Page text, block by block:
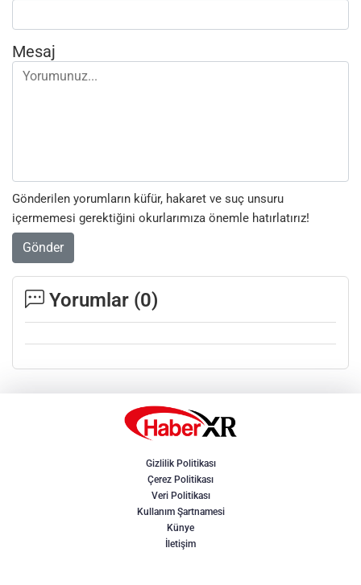
Mesaj
Gönderilen yorumların küfür, hakaret ve suç unsuru
içermemesi gerektiğini okurlarımıza önemle hatırlatırız!
Gönder
Yorumlar (0)
Gizlilik Politikası
Çerez Politikası
Veri Politikası
Kullanım Şartnamesi
Künye
İletişim